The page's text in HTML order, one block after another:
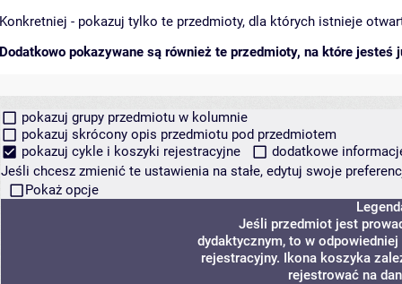
Konkretniej - pokazuj tylko te przedmioty, dla których istnieje
Dodatkowo pokazywane są również te przedmioty, na które jesteś
pokazuj grupy przedmiotu w kolumnie
pokazuj skrócony opis przedmiotu pod przedmiotem
pokazuj cykle i koszyki rejestracyjne
dodatkowe
Jeśli chcesz zmienić te ustawienia na stałe, edytuj swoje
Pokaż opcje
Jeśli przedmiot jest
dydaktycznym, to w
rejestracyjny. Ikona koszyka
rejestrować na